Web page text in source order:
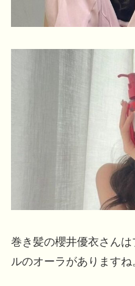
巻き髪の櫻井優衣さん
ルのオーラがありますね